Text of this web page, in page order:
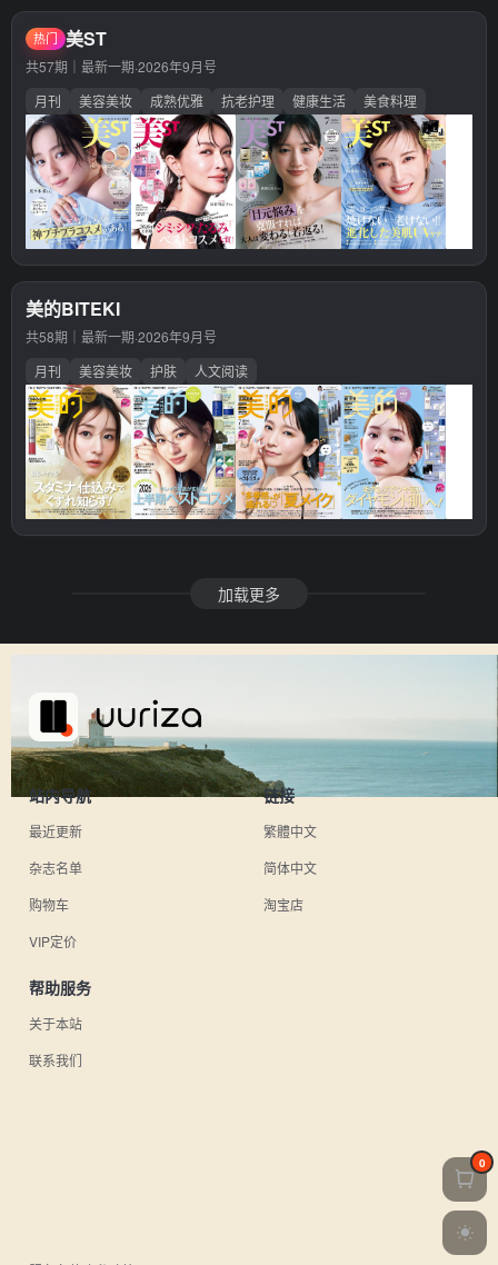
热门 美ST
共57期｜最新一期·2026年9月号
月刊
美容美妆 成熟优雅 抗老护理 健康生活 美食料理
美的BITEKI
共58期｜最新一期·2026年9月号
月刊
美容美妆 护肤 人文阅读
加载更多
站内导航
最近更新
杂志名单
购物车
VIP定价
链接
繁體中文
简体中文
淘宝店
帮助服务
关于本站
联系我们
0